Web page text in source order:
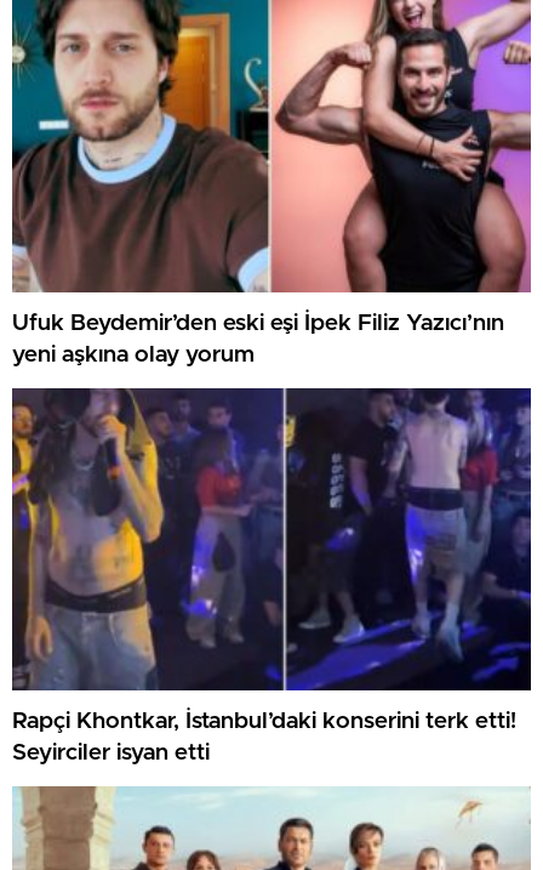
Ufuk Beydemir’den eski eşi İpek Filiz Yazıcı’nın
yeni aşkına olay yorum
Rapçi Khontkar, İstanbul’daki konserini terk etti!
Seyirciler isyan etti